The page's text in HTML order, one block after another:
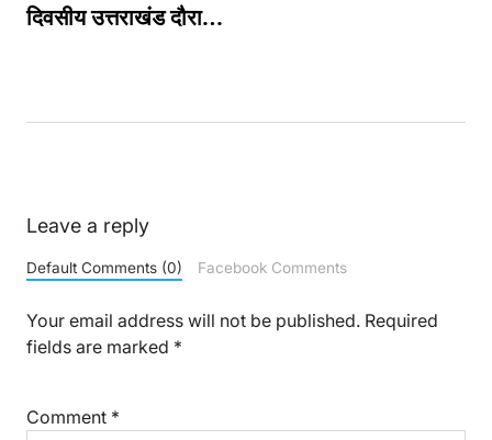
दिवसीय उत्तराखंड दौरा…
Leave a reply
Default Comments (0) Facebook Comments
Your email address will not be published. Required
fields are marked *
Comment *